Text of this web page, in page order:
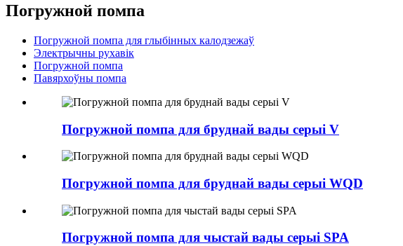
Погружной помпа
Погружной помпа для глыбінных калодзежаў
Электрычны рухавік
Погружной помпа
Павярхоўны помпа
Погружной помпа для бруднай вады серыі V
Погружной помпа для бруднай вады серыі WQD
Погружной помпа для чыстай вады серыі SPA